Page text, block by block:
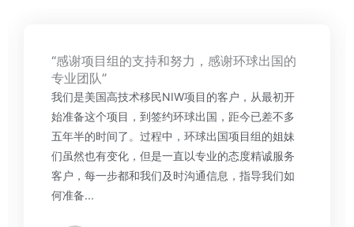
“感谢项目组的支持和努力，感谢环球出国的
专业团队”
我们是美国高技术移民NIW项目的客户，从最初开
始准备这个项目，到签约环球出国，距今已差不多
五年半的时间了。过程中，环球出国项目组的姐妹
们虽然也有变化，但是一直以专业的态度精诚服务
客户，每一步都和我们及时沟通信息，指导我们如
何准备...